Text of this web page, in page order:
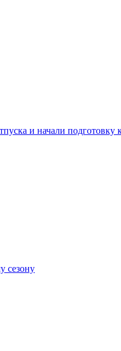
и начали подготовку
сезону